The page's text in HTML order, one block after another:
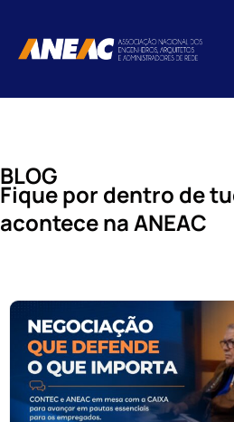
BLOG
Fique por dentro de
acontece na ANEAC